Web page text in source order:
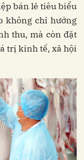
bán lẻ tiêu biểu
không chỉ hướng
thu, mà còn đặt
trị kinh tế, xã hội